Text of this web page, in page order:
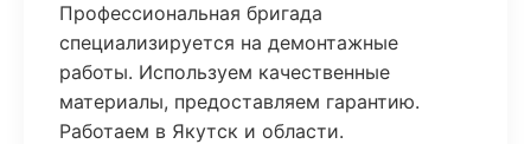
Профессиональная бригада
специализируется на демонтажные
работы. Используем качественные
материалы, предоставляем гарантию.
Работаем в Якутск и области.